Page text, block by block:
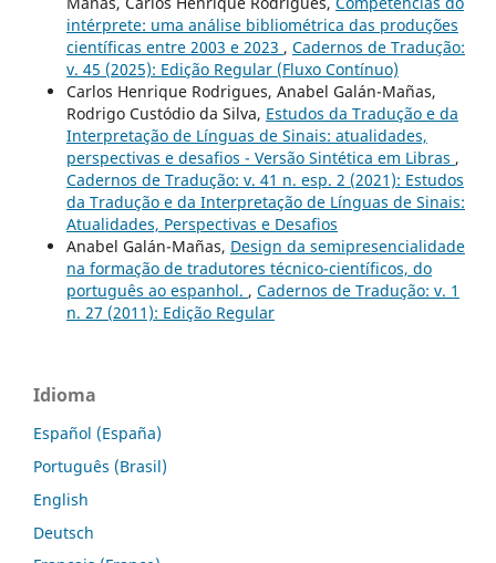
intérprete: uma análise bibliométrica das produções
científicas entre 2003 e 2023 , Cadernos de Tradução:
v. 45 (2025): Edição Regular (Fluxo Contínuo)
Carlos Henrique Rodrigues, Anabel Galán-Mañas,
Rodrigo Custódio da Silva, Estudos da Tradução e da
Interpretação de Línguas de Sinais: atualidades,
perspectivas e desafios - Versão Sintética em Libras ,
Cadernos de Tradução: v. 41 n. esp. 2 (2021): Estudos
da Tradução e da Interpretação de Línguas de Sinais:
Atualidades, Perspectivas e Desafios
Anabel Galán-Mañas, Design da semipresencialidade
na formação de tradutores técnico-científicos, do
português ao espanhol. , Cadernos de Tradução: v. 1
n. 27 (2011): Edição Regular
Idioma
Español (España)
Português (Brasil)
English
Deutsch